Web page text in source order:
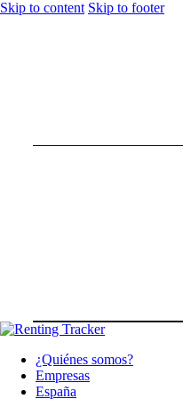
Skip to content Skip to footer
¿Quiénes somos?
Empresas
España